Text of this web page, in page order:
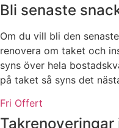
Bli senaste
Om du vill bli den
renovera om taket och
syns över hela
på taket så syns det
Fri Offert
Takrenoveringar